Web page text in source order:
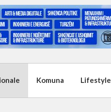
Komuna Lifestyle